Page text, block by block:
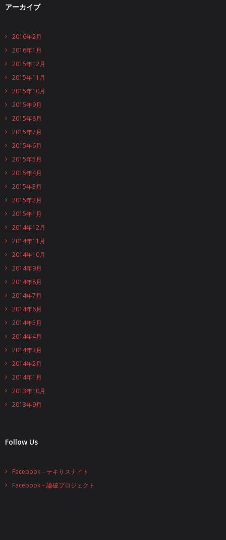
アーカイブ
2016年2月
2016年1月
2015年12月
2015年11月
2015年10月
2015年9月
2015年8月
2015年7月
2015年6月
2015年5月
2015年4月
2015年3月
2015年2月
2015年1月
2014年12月
2014年11月
2014年10月
2014年9月
2014年8月
2014年7月
2014年6月
2014年5月
2014年4月
2014年3月
2014年2月
2014年1月
2013年10月
2013年9月
Follow Us
Facebook – テキサスナイト
Facebook – 論破プロジェクト